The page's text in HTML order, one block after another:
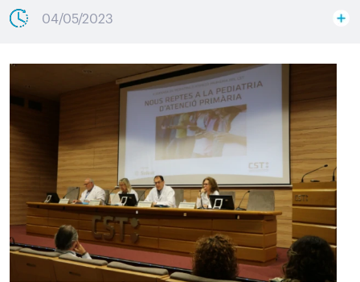
04/05/2023